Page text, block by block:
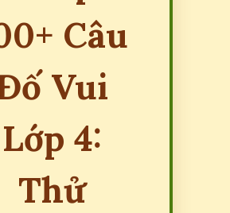
Câu
Vui
Lớp 4:
Thử